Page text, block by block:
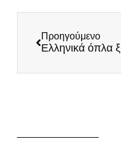
Προηγούμενο